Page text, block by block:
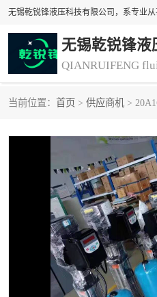
无锡乾锐锋液
当前位置： 首页 > 供应商机 >
离合器、制动器
齿轮泵厂家